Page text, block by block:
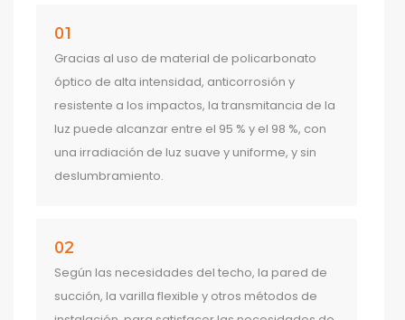
01
Gracias al uso de material de policarbonato
óptico de alta intensidad, anticorrosión y
resistente a los impactos, la transmitancia de la
luz puede alcanzar entre el 95 % y el 98 %, con
una irradiación de luz suave y uniforme, y sin
deslumbramiento.
02
Según las necesidades del techo, la pared de
succión, la varilla flexible y otros métodos de